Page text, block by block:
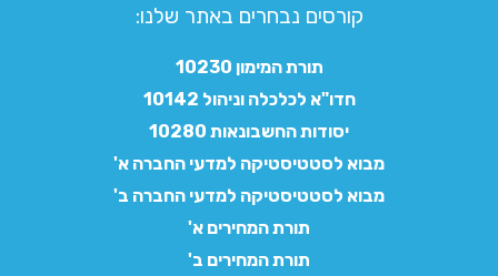
קורסים נבחרים באתר שלנו:​
תורת המימון 10230
חדו"א לכלכלה וניהול 10142
יסודות החשבונאות 10280
מבוא לסטטיסטיקה למדעי החברה א'
מבוא לסטטיסטיקה למדעי החברה ב'
תורת המחירים א'
תורת המחירים ב'